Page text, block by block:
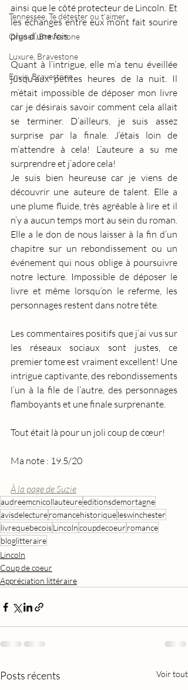
Tennessee, Te détester ou t'aimer
Orgueil, Bravestone
Luxure, Bravestone
Envie, Bravestone
ainsi que le côté protecteur de Lincoln. Et
les échanges entre eux m’ont fait sourire
plus d’une fois.
Quant à l’intrigue, elle m’a tenu éveillée
jusqu’aux petites heures de la nuit. Il
m’était impossible de déposer mon livre
car je désirais savoir comment cela allait
se terminer. D’ailleurs, je suis assez
surprise par la finale. J’étais loin de
m’attendre à cela! L’auteure a su me
surprendre et j’adore cela!
Je suis bien heureuse car je viens de
découvrir une auteure de talent. Elle a
une plume fluide, très agréable à lire et il
n’y a aucun temps mort au sein du roman.
Elle a le don de nous laisser à la fin d’un
chapitre sur un rebondissement ou un
événement qui nous oblige à poursuivre
notre lecture. Impossible de déposer le
livre et même lorsqu’on le referme, les
personnages restent dans notre tête.
Les commentaires positifs que j’ai vus sur
les réseaux sociaux sont justes, ce
premier tome est vraiment excellent! Une
intrigue captivante, des rebondissements
l’un à la file de l’autre, des personnages
flamboyants et une finale surprenante.
Tout était là pour un joli coup de cœur!
Ma note : 19.5/20
À la page de Suzie
audreemcnicollauteureeditionsdemortagne
avisdelectureromancehistoriqueleswinchester
livrequebecoisLincolncoupdecoeur romance
bloglitteraire
Lincoln
Coup de coeur
Appréciation littéraire
Posts récents Voir tout